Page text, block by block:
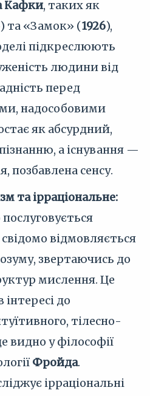
Кафки, таких як
) та «Замок» (1926),
підкреслюють
людини від
перед
надособовими
як абсурдний,
а існування —
позбавлена сенсу.
та ірраціональне:
відмовляється
звертаючись до
мислення. Це
до
тілесно-
видно у філософії
Фройда.
ірраціональні